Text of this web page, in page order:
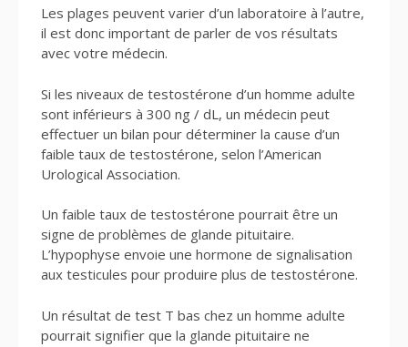
Les plages peuvent varier d’un laboratoire à l’autre,
il est donc important de parler de vos résultats
avec votre médecin.
Si les niveaux de testostérone d’un homme adulte
sont inférieurs à 300 ng / dL, un médecin peut
effectuer un bilan pour déterminer la cause d’un
faible taux de testostérone, selon l’American
Urological Association.
Un faible taux de testostérone pourrait être un
signe de problèmes de glande pituitaire.
L’hypophyse envoie une hormone de signalisation
aux testicules pour produire plus de testostérone.
Un résultat de test T bas chez un homme adulte
pourrait signifier que la glande pituitaire ne